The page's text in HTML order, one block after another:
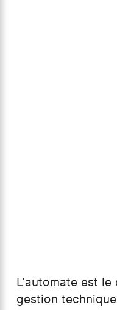
L’automate est
gestion